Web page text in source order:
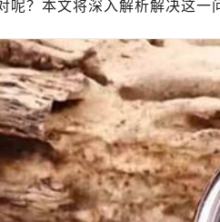
呢？本文将深入解析解决这一